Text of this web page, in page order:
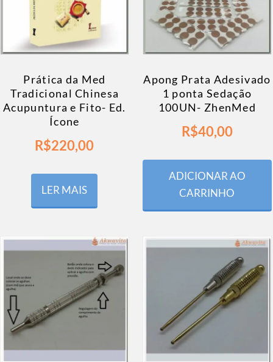
Prática da Med
Tradicional Chinesa
Acupuntura e Fito- Ed.
Ícone
R$220,00
LER MAIS
Apong Prata Adesivado
1 ponta Sedação
100UN- ZhenMed
R$40,00
ADICIONAR AO
CARRINHO